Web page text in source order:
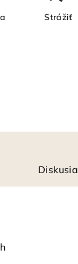
Strážiť
Diskusia